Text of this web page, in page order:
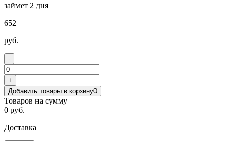
займет 2 дня
652
руб.
-
+
Добавить товары в корзину0
Товаров на сумму
0 руб.
Доставка